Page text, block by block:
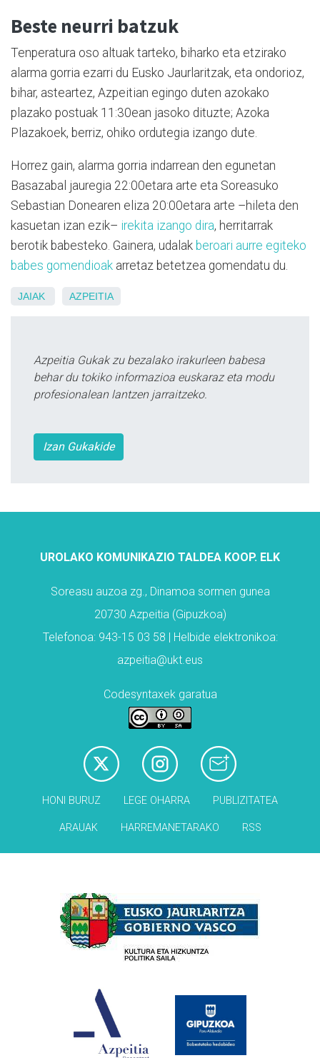
Beste neurri batzuk
Tenperatura oso altuak tarteko, biharko eta etzirako
alarma gorria ezarri du Eusko Jaurlaritzak, eta ondorioz,
bihar, asteartez, Azpeitian egingo duten azokako
plazako postuak 11:30ean jasoko dituzte; Azoka
Plazakoek, berriz, ohiko ordutegia izango dute.
Horrez gain, alarma gorria indarrean den egunetan
Basazabal jauregia 22:00etara arte eta Soreasuko
Sebastian Donearen eliza 20:00etara arte –hileta den
kasuetan izan ezik– irekita izango dira, herritarrak
berotik babesteko. Gainera, udalak beroari aurre egiteko
babes gomendioak arretaz betetzea gomendatu du.
JAIAK AZPEITIA
Azpeitia Gukak zu bezalako irakurleen babesa
behar du tokiko informazioa euskaraz eta modu
profesionalean lantzen jarraitzeko.
Izan Gukakide
UROLAKO KOMUNIKAZIO TALDEA KOOP. ELK
Soreasu auzoa zg., Dinamoa sormen gunea
20730 Azpeitia (Gipuzkoa)
Telefonoa: 943-15 03 58 | Helbide elektronikoa:
azpeitia@ukt.eus
Codesyntaxek garatua
HONI BURUZ LEGE OHARRA PUBLIZITATEA
ARAUAK HARREMANETARAKO RSS